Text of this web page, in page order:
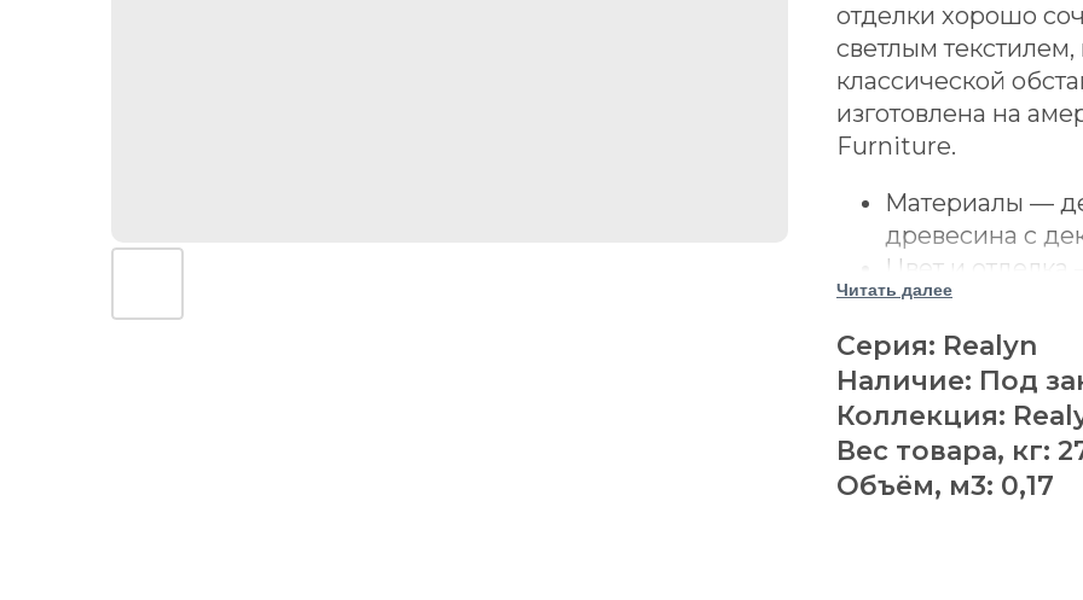
отделки хорошо
светлым
классической
изготовлена на
Furniture.
Материалы —
древесина с
Цвет и
оттенок с
Стиль —
американская
светлая
Конструкция —
декоративной
Модель
Читать далее
Серия: Realyn
Наличие: Под
Коллекция:
Вес товара, кг:
Объём, м3: 0,17